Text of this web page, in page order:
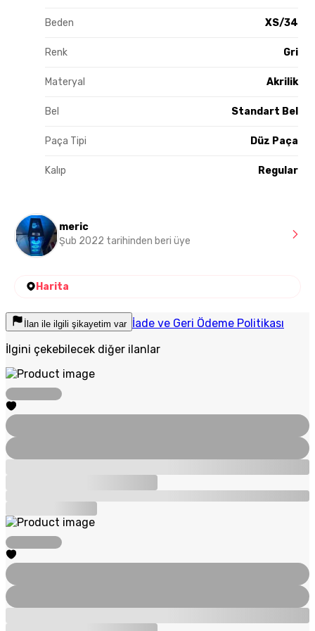
Beden XS/34
Renk Gri
Materyal Akrilik
Bel Standart Bel
Paça Tipi Düz Paça
Kalıp Regular
meric
Şub 2022 tarihinden beri üye
Harita
İlan ile ilgili şikayetim var İade ve Geri Ödeme Politikası
İlgini çekebilecek diğer ilanlar